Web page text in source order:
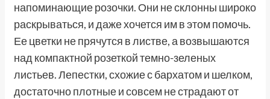
напоминающие розочки. Они не склонны широко
раскрываться, и даже хочется им в этом помочь.
Ее цветки не прячутся в листве, а возвышаются
над компактной розеткой темно-зеленых
листьев. Лепестки, схожие с бархатом и шелком,
достаточно плотные и совсем не страдают от